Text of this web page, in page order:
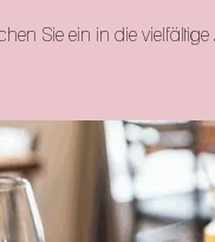
Sie ein in die